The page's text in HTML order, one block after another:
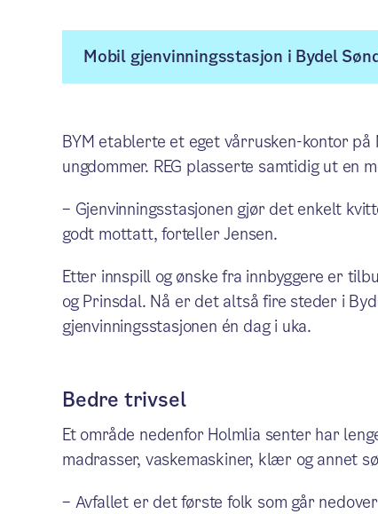
Mobil gjenvinningsstasjon i Bydel
BYM etablerte et eget vårrusken-kontor
ungdommer. REG plasserte samtidig ut en
– Gjenvinningsstasjonen gjør det enkelt
godt mottatt, forteller Jensen.
Etter innspill og ønske fra innbyggere er
og Prinsdal. Nå er det altså fire steder i
gjenvinningsstasjonen én dag i uka.
Bedre trivsel
Et område nedenfor Holmlia senter har
madrasser, vaskemaskiner, klær og annet
– Avfallet er det første folk som går